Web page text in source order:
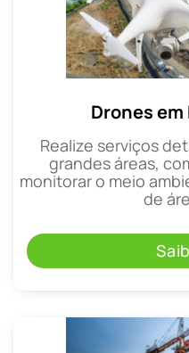
Drones
Realize serviços
grandes áreas,
monitorar o meio
de